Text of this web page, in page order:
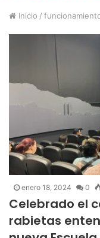
Inicio /
enero 18, 2024 0
Celebrado el
rabietas